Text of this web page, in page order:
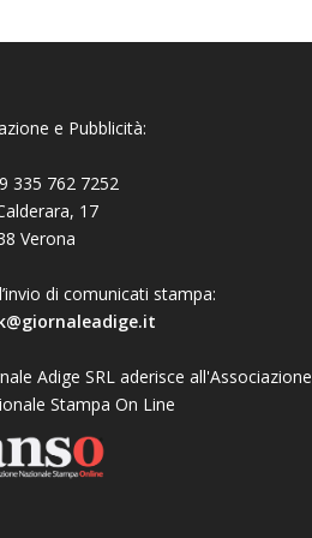
e Pubblicità:
335 762 7252
17
Verona
di comunicati stampa:
Adige SRL aderisce all'Associazione
Stampa On Line